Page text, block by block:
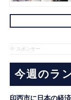
※ スポンサー
今週のラ
印西市に日本の経